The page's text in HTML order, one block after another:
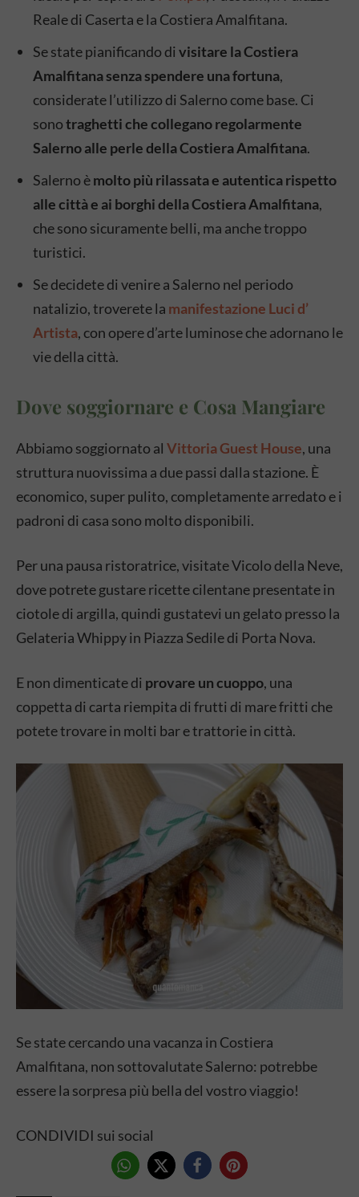
Reale di Caserta e la Costiera Amalfitana.
Se state pianificando di visitare la Costiera
Amalfitana senza spendere una fortuna,
considerate l’utilizzo di Salerno come base. Ci
sonotraghetti che collegano regolarmente
Salerno alle perle della Costiera Amalfitana.
Salerno èmolto più rilassata e autentica rispetto
alle città e ai borghi della Costiera Amalfitana,
che sono sicuramente belli, ma anche troppo
turistici.
Se decidete di venire a Salerno nel periodo
natalizio, troverete la manifestazione Luci d’
Artista, con opere d’arte luminose che adornano le
vie della città.
Dove soggiornare e Cosa Mangiare
Abbiamo soggiornato al Vittoria Guest House, una
struttura nuovissima a due passi dalla stazione. È
economico, super pulito, completamente arredato e i
padroni di casa sono molto disponibili.
Per una pausa ristoratrice, visitate Vicolo della Neve,
dove potrete gustare ricette cilentane presentate in
ciotole di argilla, quindi gustatevi un gelato presso la
Gelateria Whippy in Piazza Sedile di Porta Nova.
E non dimenticate di provare un cuoppo, una
coppetta di carta riempita di frutti di mare fritti che
potete trovare in molti bar e trattorie in città.
Se state cercando una vacanza in Costiera
Amalfitana, non sottovalutate Salerno: potrebbe
essere la sorpresa più bella del vostro viaggio!
CONDIVIDI sui social